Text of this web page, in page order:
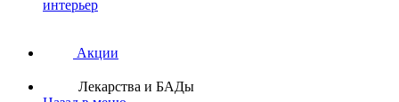
интерьер
Акции
Лекарства и БАДы